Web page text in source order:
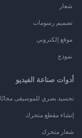
شعار
تصميم رسومات
موقع إلكتروني
نموذج
أدوات صناعة الفيديو
تجسيد بصري للموسيقى مجانًا
إنشاء مقطع متحرك
شعار متحرك